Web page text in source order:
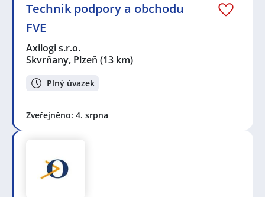
Technik podpory a obchodu
FVE
Axilogi s.r.o.
Skvrňany, Plzeň (13 km)
Plný úvazek
Zveřejněno: 4. srpna